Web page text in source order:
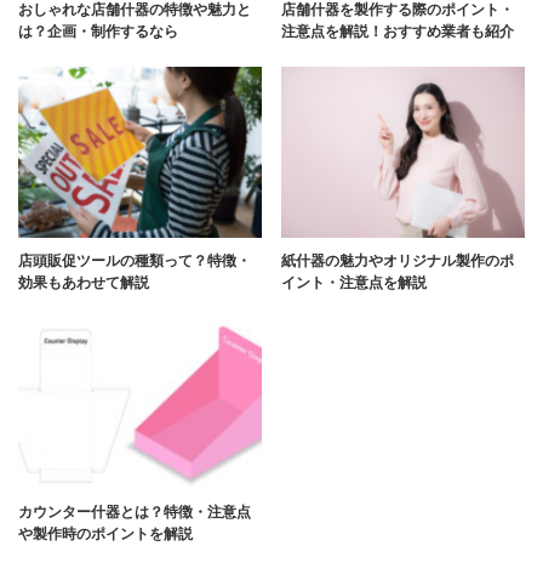
おしゃれな店舗什器の特徴や魅力と
は？企画・制作するなら
店舗什器を製作する際のポイント・
注意点を解説！おすすめ業者も紹介
店頭販促ツールの種類って？特徴・
効果もあわせて解説
紙什器の魅力やオリジナル製作のポ
イント・注意点を解説
カウンター什器とは？特徴・注意点
や製作時のポイントを解説